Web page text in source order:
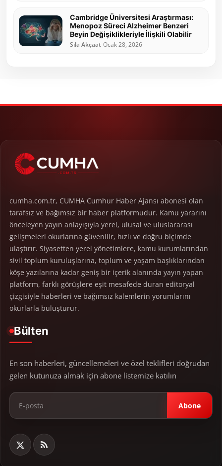
Cambridge Üniversitesi Araştırması:
Menopoz Süreci Alzheimer Benzeri
Beyin Değişiklikleriyle İlişkili Olabilir
Sıla Akçaat Ocak 28, 2026
cumha.com.tr, CUMHA Cumhur Haber Ajansı abonesi olan
tarafsız ve bağımsız bir haber platformudur. Kamu yararını
önceleyen yayın anlayışıyla yerel, ulusal ve uluslararası
gelişmeleri okurlarına güvenilir, hızlı ve doğru biçimde
ulaştırır. Siyasetten yerel yönetimlere, kamu kurumlarından
sivil toplum kuruluşlarına, toplum ve yaşam başlıklarından
köşe yazılarına kadar geniş bir içerik alanında yayın yapan
platform, farklı görüşlere eşit mesafede duran editoryal
çizgisiyle haberleri ve bağımsız kalemlerin yorumlarını
okurlarla buluşturur.
Bülten
En son haberleri, güncellemeleri ve özel teklifleri doğrudan
gelen kutunuza almak için abone listemize katılın
Abone